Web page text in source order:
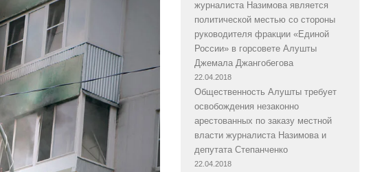
журналиста Назимова является
политической местью со стороны
руководителя фракции «Единой
России» в горсовете Алушты
Джемала Джангобегова
22.04.2018
Общественность Алушты требует
освобождения незаконно
арестованных по заказу местной
власти журналиста Назимова и
депутата Степанченко
22.04.2018